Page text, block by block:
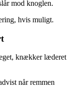
mod knoglen.
hvis muligt.
knækker læderet
når remmen